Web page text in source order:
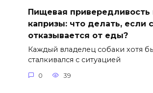
Пищевая привередливость
капризы: что делать, если
отказывается от еды?
Каждый владелец собаки хотя
сталкивался с ситуацией
0 39